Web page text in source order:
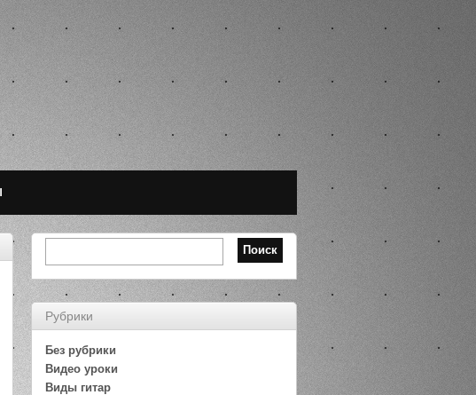
Рубрики
Без рубрики
Видео уроки
Виды гитар